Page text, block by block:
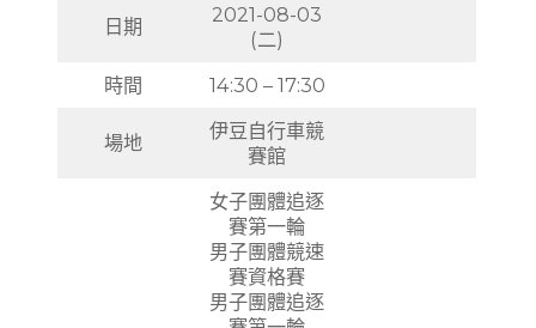
日期
2021-08-03
(二)
時間
14:30 – 17:30
場地
伊豆自行車競
賽館
女子團體追逐
賽第一輪
男子團體競速
賽資格賽
男子團體追逐